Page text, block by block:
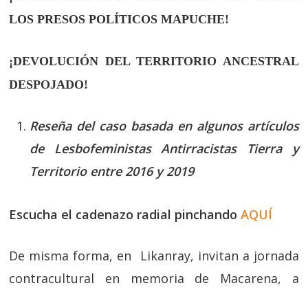
LOS PRESOS POLÍTICOS MAPUCHE!
¡DEVOLUCIÓN DEL TERRITORIO ANCESTRAL
DESPOJADO!
Reseña del caso basada en algunos artículos
de Lesbofeministas Antirracistas Tierra y
Territorio entre 2016 y 2019
Escucha el cadenazo radial pinchandoAQUÍ
De misma forma, en Likanray, invitan a jornada
contracultural en memoria de Macarena, a